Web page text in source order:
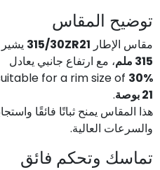
توضيح المقاس
مقاس الإطار 315/30ZR21
315 ملم
، مع ارتفاع جانبي يعادل
30%
21 بوصة
.
هذا المقاس يمنح ثباتًا فائقًا
والسرعات العالية.
تماسك وتحكم فائق